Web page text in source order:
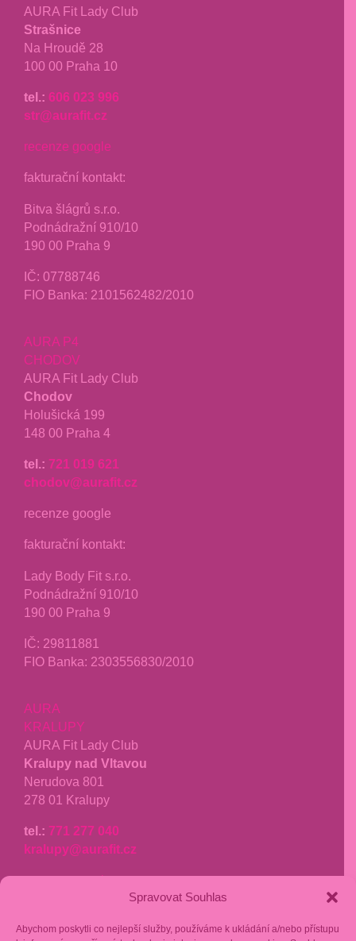
Spravovat Souhlas
Abychom poskytli co nejlepší služby, používáme k ukládání a/nebo přístupu
AURA Fit Lady Club
Strašnice
Na Hroudě 28
100 00 Praha 10
tel.: 606 023 996
str@aurafit.cz
recenze google
fakturační kontakt:
Bitva šlágrů s.r.o.
Podnádražní 910/10
190 00 Praha 9
IČ: 07788746
FIO Banka: 2101562482/2010
AURA P4
CHODOV
AURA Fit Lady Club
Chodov
Holušická 199
148 00 Praha 4
tel.: 721 019 621
chodov@aurafit.cz
recenze google
fakturační kontakt:
Lady Body Fit s.r.o.
Podnádražní 910/10
190 00 Praha 9
IČ: 29811881
FIO Banka: 2303556830/2010
AURA
KRALUPY
AURA Fit Lady Club
Kralupy nad Vltavou
Nerudova 801
278 01 Kralupy
tel.: 771 277 040
kralupy@aurafit.cz
recenze google